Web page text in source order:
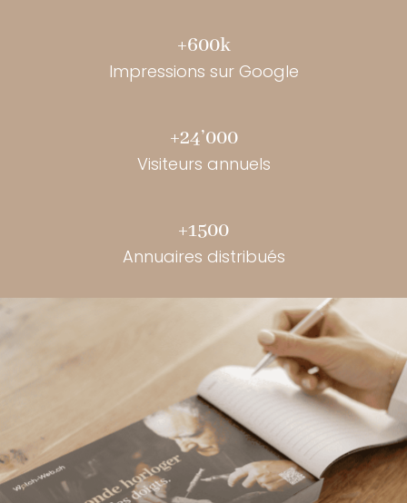
+600k
Impressions sur Google
+24’000
Visiteurs annuels
+1500
Annuaires distribués